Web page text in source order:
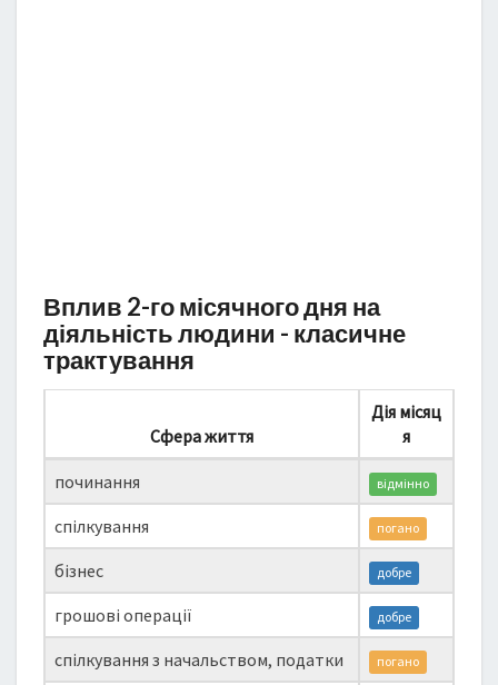
Вплив 2-го місячного дня на
діяльність людини - класичне
трактування
Сфера життя
Дія місяц
я
починання відмінно
спілкування погано
бізнес добре
грошові операції добре
спілкування з начальством, податки погано